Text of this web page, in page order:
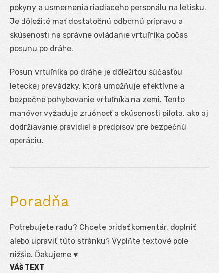
pokyny a usmernenia riadiaceho personálu na letisku.
Je dôležité mať dostatočnú odbornú prípravu a
skúsenosti na správne ovládanie vrtuľníka počas
posunu po dráhe.
Posun vrtuľníka po dráhe je dôležitou súčasťou
leteckej prevádzky, ktorá umožňuje efektívne a
bezpečné pohybovanie vrtuľníka na zemi. Tento
manéver vyžaduje zručnosť a skúsenosti pilota, ako aj
dodržiavanie pravidiel a predpisov pre bezpečnú
operáciu.
Poradňa
Potrebujete radu? Chcete pridať komentár, doplniť
alebo upraviť túto stránku? Vyplňte textové pole
nižšie. Ďakujeme ♥
VÁŠ TEXT